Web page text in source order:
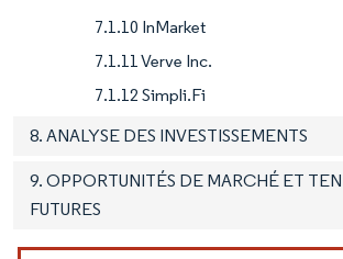
7.1.10 InMarket
7.1.11 Verve Inc.
7.1.12 Simpli.Fi
8. ANALYSE DES INVESTISSEMENTS
9. OPPORTUNITÉS DE MARCHÉ ET
FUTURES